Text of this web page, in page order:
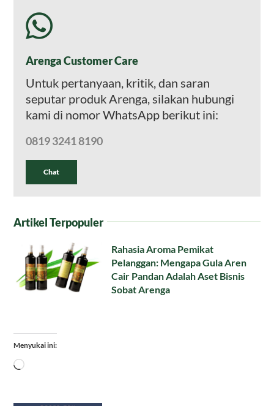
Arenga Customer Care
Untuk pertanyaan, kritik, dan saran
seputar produk Arenga, silakan hubungi
kami di nomor WhatsApp berikut ini:
0819 3241 8190
Chat
Artikel Terpopuler
Rahasia Aroma Pemikat
Pelanggan: Mengapa Gula Aren
Cair Pandan Adalah Aset Bisnis
Sobat Arenga
Menyukai ini:
Memuat...